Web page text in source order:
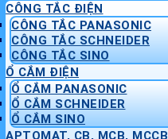
CÔNG TẮC ĐIỆN
CÔNG TẮC PANASONIC
CÔNG TẮC SCHNEIDER
CÔNG TẮC SINO
Ổ CẮM ĐIỆN
Ổ CẮM PANASONIC
Ổ CẮM SCHNEIDER
Ổ CẮM SINO
APTOMAT, CB, MCB, MCCB